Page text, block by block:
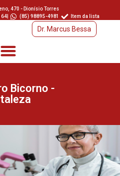
470 - Dionísio Torres
| (85) 98895-4981 Item da lista
Dr. Marcus Bessa
Bicorno -